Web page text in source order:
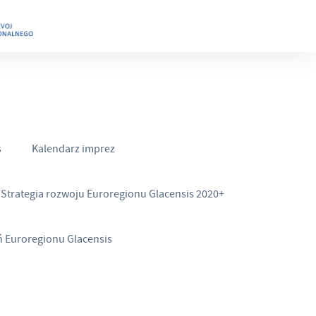
Kalendarz imprez
Strategia rozwoju Euroregionu Glacensis 2020+
Euroregionu Glacensis